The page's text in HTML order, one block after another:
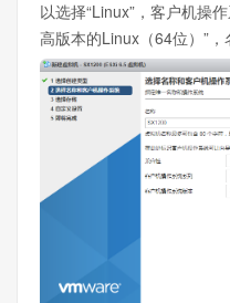
以选择“Linux”，客户机操
高版本的Linux（64位）”